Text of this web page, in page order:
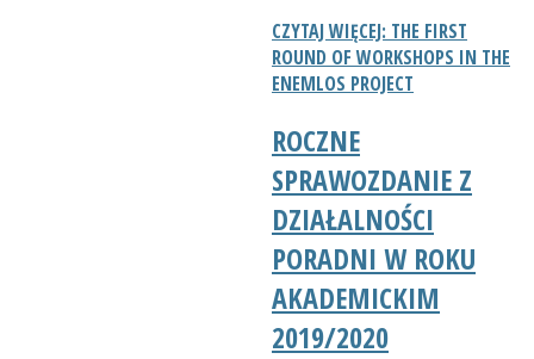
CZYTAJ WIĘCEJ: THE FIRST
ROUND OF WORKSHOPS IN THE
ENEMLOS PROJECT
ROCZNE
SPRAWOZDANIE Z
DZIAŁALNOŚCI
PORADNI W ROKU
AKADEMICKIM
2019/2020